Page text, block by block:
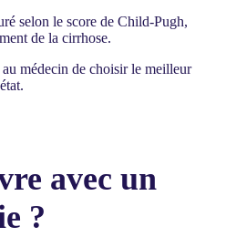
selon le score de Child-Pugh,
de la cirrhose.
médecin de choisir le meilleur
avec un
?